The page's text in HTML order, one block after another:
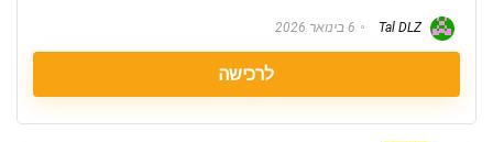
Tal DLZ 6 בינואר 2026
לרכישה